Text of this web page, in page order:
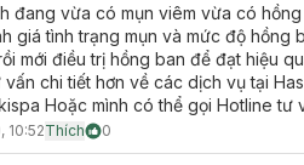
đang vừa có mụn viêm vừa có
giá tình trạng mụn và mức độ hồng
mới điều trị hồng ban để đạt hiệu
chi tiết hơn về các dịch vụ tại
Hoặc mình có thể gọi Hotline
10:52Thích 0